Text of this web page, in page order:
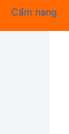
Cẩm nang